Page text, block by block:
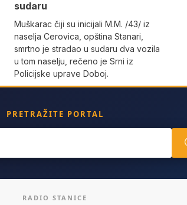
sudaru
Muškarac čiji su inicijali M.M. /43/ iz
naselja Cerovica, opština Stanari,
smrtno je stradao u sudaru dva vozila
u tom naselju, rečeno je Srni iz
Policijske uprave Doboj.
PRETRAŽITE PORTAL
RADIO STANICE